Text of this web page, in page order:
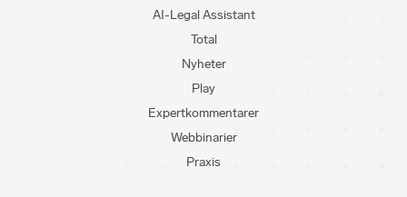
AI-Legal Assistant
Total
Nyheter
Play
Expertkommentarer
Webbinarier
Praxis